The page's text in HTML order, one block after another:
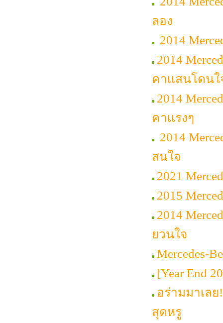
ลอง
2014
2014
คาเเสนโดนใ
2014
คาเเรงๆ
2014
สนใจ
2021
2015
2014
ยวนใจ
Mercedes-
[Year End
อร่ามมาเลย
สุดหรู